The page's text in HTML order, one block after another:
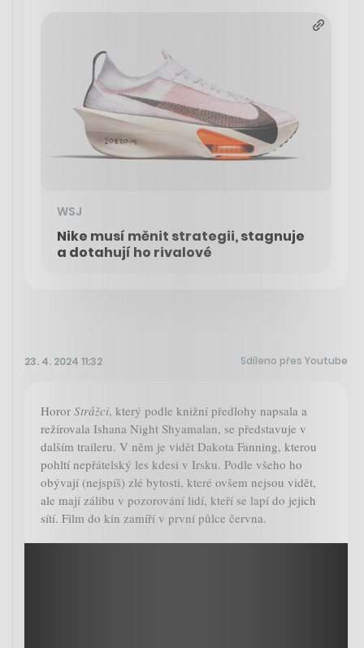
WSJ
Nike musí měnit strategii, stagnuje
a dotahují ho rivalové
23. 4. 2024 11:32 Sdíleno přes Youtube
Horor Strážci, který podle knižní předlohy napsala a
režírovala Ishana Night Shyamalan, se představuje v
dalším traileru. V něm je vidět Dakota Fanning, kterou
pohltí nepřátelský les kdesi v Irsku. Podle všeho ho
obývají (nejspíš) zlé bytosti, které ovšem nejsou vidět,
ale mají zálibu v pozorování lidí, kteří se lapí do jejich
sítí. Film do kin zamíří v první půlce června.